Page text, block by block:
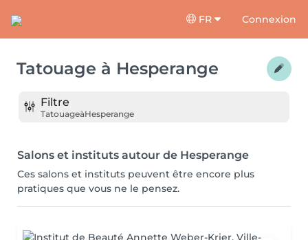
FR Connexion
Tatouage à Hesperange
Filtre
TatouageàHesperange
Salons et instituts autour de Hesperange
Ces salons et instituts peuvent être encore plus
pratiques que vous ne le pensez.